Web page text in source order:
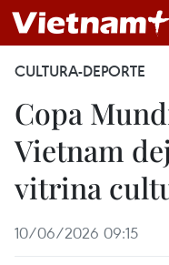
CULTURA-DEPORTE
Copa
Vietnam
vitrina
10/06/2026 09:15